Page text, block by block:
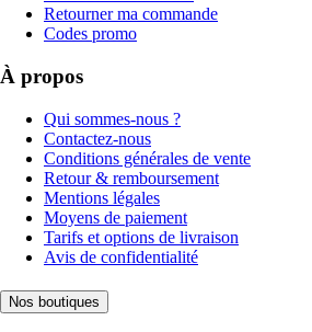
Retourner ma commande
Codes promo
À propos
Qui sommes-nous ?
Contactez-nous
Conditions générales de vente
Retour & remboursement
Mentions légales
Moyens de paiement
Tarifs et options de livraison
Avis de confidentialité
Nos boutiques